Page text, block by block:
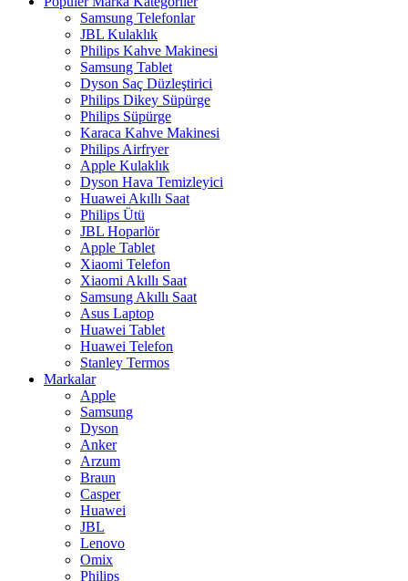
Samsung Telefonlar
JBL Kulaklık
Philips Kahve Makinesi
Samsung Tablet
Dyson Saç Düzleştirici
Philips Dikey Süpürge
Philips Süpürge
Karaca Kahve Makinesi
Philips Airfryer
Apple Kulaklık
Dyson Hava Temizleyici
Huawei Akıllı Saat
Philips Ütü
JBL Hoparlör
Apple Tablet
Xiaomi Telefon
Xiaomi Akıllı Saat
Samsung Akıllı Saat
Asus Laptop
Huawei Tablet
Huawei Telefon
Stanley Termos
Markalar
Apple
Samsung
Dyson
Anker
Arzum
Braun
Casper
Huawei
JBL
Lenovo
Omix
Philips